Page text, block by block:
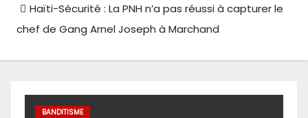
Haïti-Sécurité : La PNH n’a pas réussi à capturer le
chef de Gang Arnel Joseph à Marchand
BANDITISME